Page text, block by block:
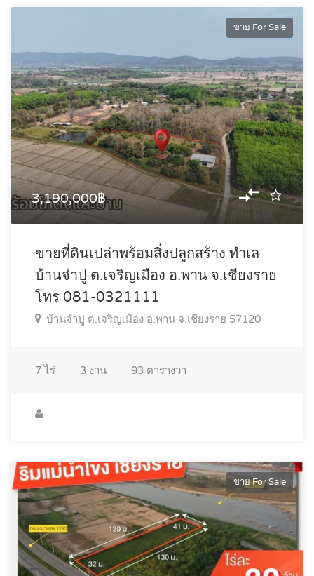
ขาย For Sale
3,190,000฿
ขายที่ดินเปล่าพร้อมสิ่งปลูกสร้าง ทำเล
บ้านจำปู ต.เจริญเมือง อ.พาน จ.เชียงราย
โทร 081-0321111
บ้านจำปู ต.เจริญเมือง อ.พาน จ.เชียงราย 57120
7 ไร่ 3 งาน 93 ตารางวา
ขาย For Sale